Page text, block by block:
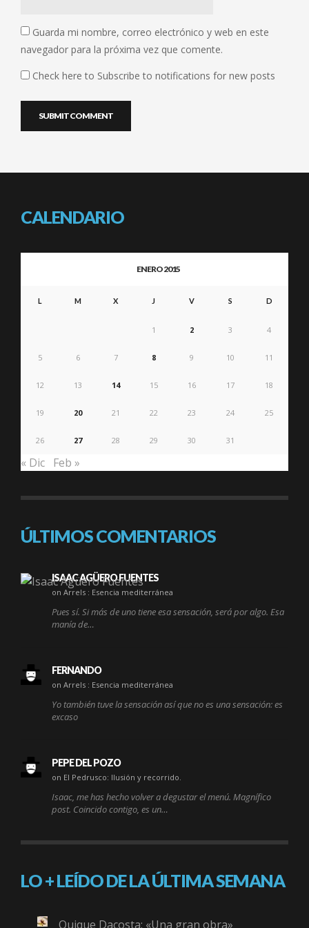
Guarda mi nombre, correo electrónico y web en este
navegador para la próxima vez que comente.
Check here to Subscribe to notifications for new posts
CALENDARIO
ENERO 2015
L M X J V S D
1 2 3 4
5 6 7 8 9 10 11
12 13 14 15 16 17 18
19 20 21 22 23 24 25
26 27 28 29 30 31
« Dic Feb »
ÚLTIMOS COMENTARIOS
ISAAC AGÜERO FUENTES
on Arrels : Esencia mediterránea
Pues sí. Si más de uno tiene esa sensación, será por algo. Esa
manía de…
FERNANDO
on Arrels : Esencia mediterránea
Yo también tuve la sensación así que no es una sensación: es
excaso
PEPE DEL POZO
on El Pedrusco: Ilusión y recorrido.
Isaac, me has hecho volver a degustar el menú. Magnífico
post. Coincido contigo, es un…
LO + LEÍDO DE LA ÚLTIMA SEMANA
Quique Dacosta: «Una gran obra»